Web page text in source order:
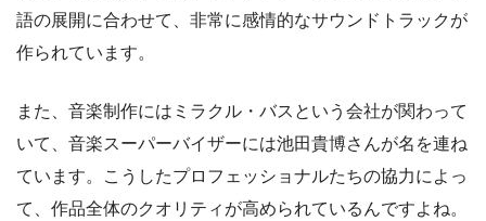
語の展開に合わせて、非常に感情的なサウンドトラックが
作られています。
また、音楽制作にはミラクル・バスという会社が関わって
いて、音楽スーパーバイザーには池田貴博さんが名を連ね
ています。こうしたプロフェッショナルたちの協力によっ
て、作品全体のクオリティが高められているんですよね。